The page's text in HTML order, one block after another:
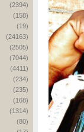
(2394)
(158)
(19)
(24163)
(2505)
(7044)
(4411)
(234)
(235)
(168)
(1314)
(80)